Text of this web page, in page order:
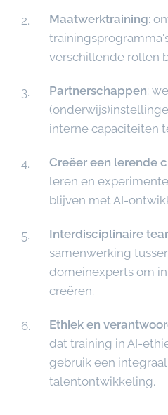
Maatwerktraining:
verschillende rollen
Partnerschappen:
interne capaciteiten
Creëer een lerende
leren en
blijven met AI-
Interdisciplinaire
samenwerking
domeinexperts om
creëren.
Ethiek en
dat training in AI-
gebruik een
talentontwikkeling.